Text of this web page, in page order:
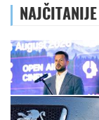
NAJČITANIJE